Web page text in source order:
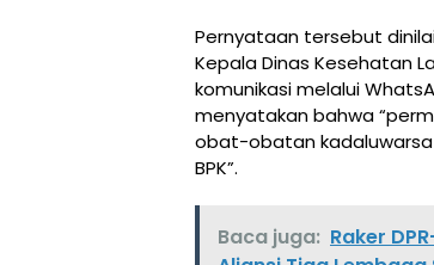
Pernyataan tersebut
Kepala Dinas Kesehatan
komunikasi melalui
menyatakan bahwa
obat-obatan
BPK”.
Baca juga: Raker